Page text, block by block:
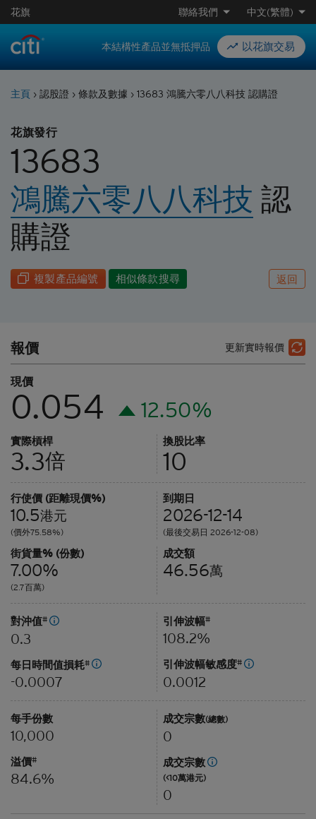
花旗 聯絡我們 中文(繁體)
本結構性產品並無抵押品 以花旗交易
主頁 › 認股證 › 條款及數據 › 13683 鴻騰六零八八科技 認購證
花旗發行
13683
鴻騰六零八八科技 認
購證
複製產品編號 相似條款搜尋 返回
更新實時報價
報價
現價
0.054 12.50%
實際槓桿
3.3倍
換股比率
10
行使價 (距離現價%)
10.5港元
(價外75.58%)
到期日
2026-12-14
(最後交易日 2026-12-08)
街貨量% (份數)
7.00%
(2.7百萬)
成交額
46.56萬
對沖值#
0.3
每日時間值損耗#
-0.0007
引伸波幅#
108.2%
引伸波幅敏感度#
0.0012
每手份數
10,000
溢價#
84.6%
成交宗數(總數)
0
成交宗數
(<10萬港元)
0